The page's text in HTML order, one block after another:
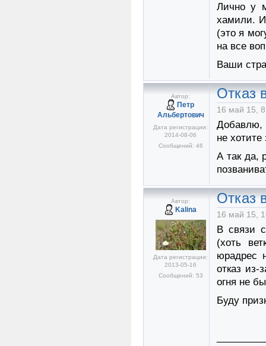
Лично у
хамили.
(это я
на все
Ваши
Автор:
Петр
Альбертович
Дата регистрации:
2014-08-06
Сообщений: 46
Отказ
16 май 15,
Добавлю,
не хотите
А так да,
Автор:
Kalina
Дата регистрации:
2013-05-16
Сообщений: 53
Отказ
16 май 15,
В связи
(хоть
юрадрес
отказ
огня не
Буду